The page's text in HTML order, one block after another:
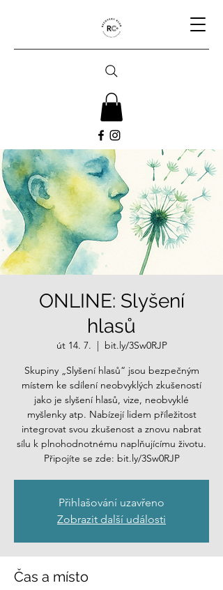
ONLINE: Slyšení
hlasů
út 14. 7.
  |
bit.ly/3Sw0RJP
Skupiny „Slyšení hlasů“ jsou bezpečným
místem ke sdílení neobvyklých zkušeností
jako je slyšení hlasů, vize, neobvyklé
myšlenky atp. Nabízejí lidem příležitost
integrovat svou zkušenost a znovu nabrat
sílu k plnohodnotnému naplňujícímu životu.
Připojíte se zde: bit.ly/3Sw0RJP
Přihlašování uzavřeno
Zobrazit další události
Čas a místo